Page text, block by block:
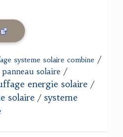
systeme solaire combine /
solaire /
energie solaire /
solaire / systeme